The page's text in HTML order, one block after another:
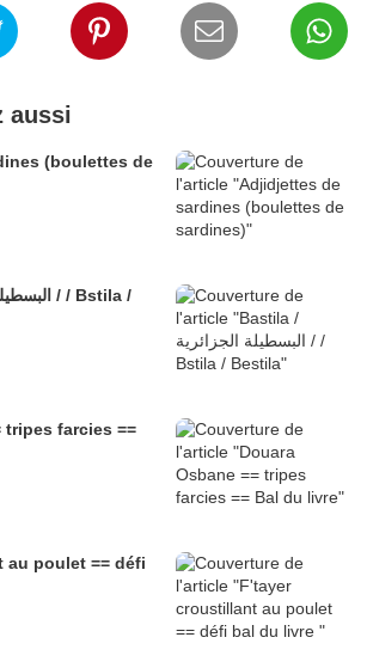
aussi
(boulettes de
tripes farcies ==
au poulet == défi